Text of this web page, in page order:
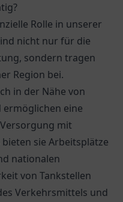
Rolle in unserer
nicht nur für die
sondern tragen
Region bei.
in der Nähe von
eine
mit
sie Arbeitsplätze
nationalen
von Tankstellen
Verkehrsmittels und